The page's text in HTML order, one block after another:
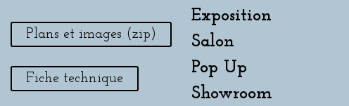
Plans et images (zip)
Fiche technique
Exposition
Salon
Pop Up
Showroom